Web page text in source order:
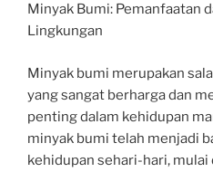
Minyak Bumi: Pemanfaatan
Lingkungan
Minyak bumi merupakan
yang sangat berharga dan
penting dalam kehidupan
minyak bumi telah menjadi
kehidupan sehari-hari, mulai